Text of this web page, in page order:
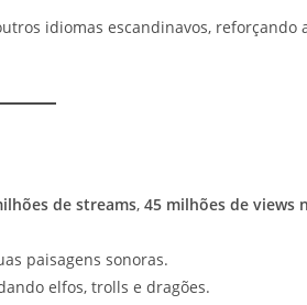
idiomas escandinavos, reforçando
de streams, 45 milhões de views
paisagens sonoras.
elfos, trolls e dragões.